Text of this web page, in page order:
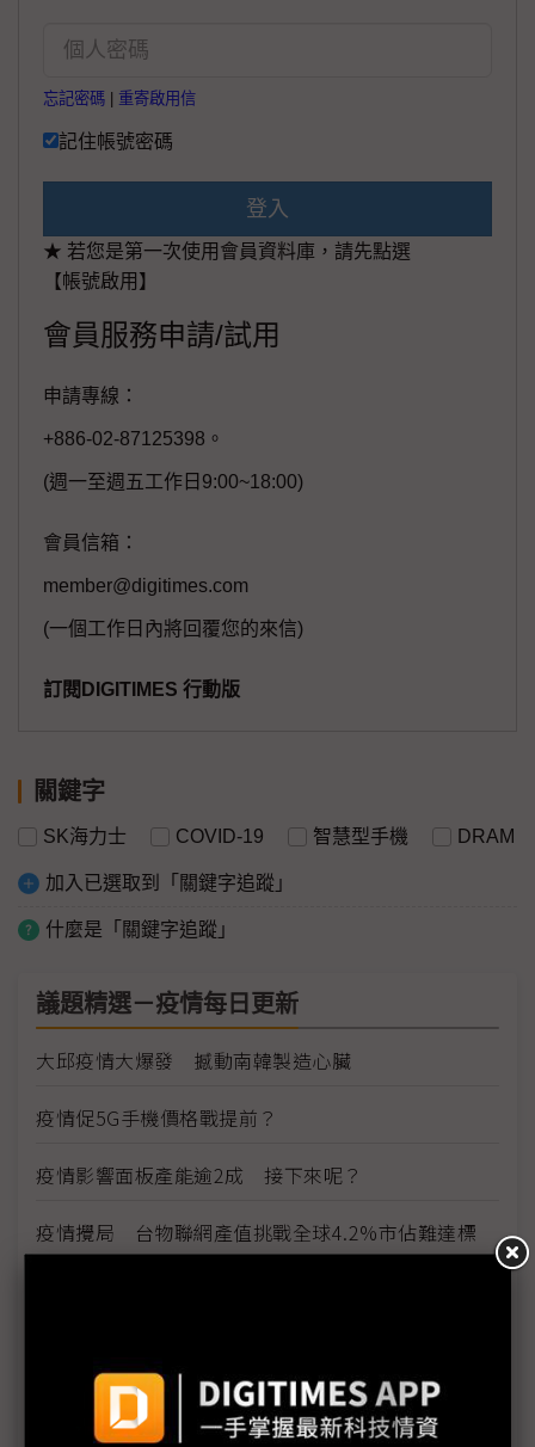
忘記密碼 重寄啟用信
記住帳號密碼
登入
★ 若您是第一次使用會員資料庫，請先點選
【帳號啟用】
會員服務申請/試用
申請專線：
+886-02-87125398。
(週一至週五工作日9:00~18:00)
會員信箱：
member@digitimes.com
(一個工作日內將回覆您的來信)
訂閱DIGITIMES 行動版
關鍵字
SK海力士 COVID-19 智慧型手機 DRAM
加入已選取到「關鍵字追蹤」
什麼是「關鍵字追蹤」
議題精選－疫情每日更新
大邱疫情大爆發 撼動南韓製造心臟
疫情促5G手機價格戰提前？
疫情影響面板產能逾2成 接下來呢？
疫情攪局 台物聯網產值挑戰全球4.2%市佔難達標
看好5G雲端商機 網通廠積極搶進網路運算市場